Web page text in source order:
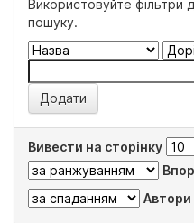
Використовуйте фільтри
пошуку.
Вивести на сторінку
Автори